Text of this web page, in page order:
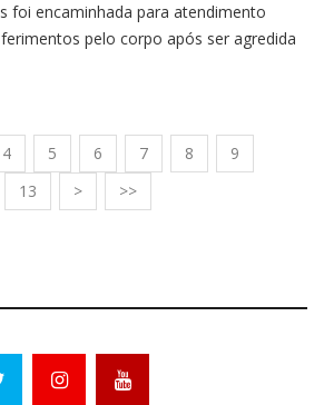
foi encaminhada para atendimento
pelo corpo após ser agredida
4 5 6 7 8
9
13 > >>